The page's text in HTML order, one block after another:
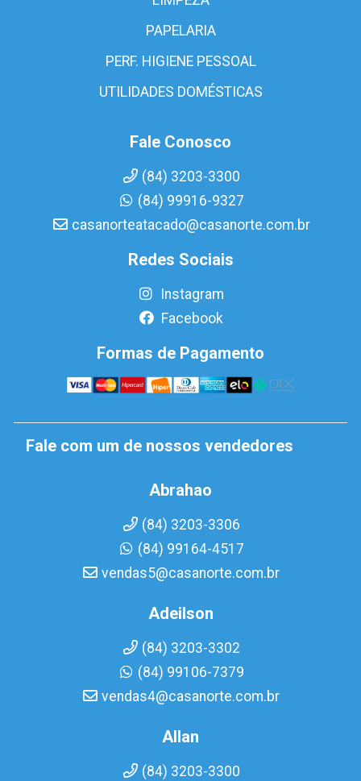
PAPELARIA
PERF. HIGIENE PESSOAL
UTILIDADES DOMÉSTICAS
Fale Conosco
(84) 3203-3300
(84) 99916-9327
casanorteatacado@casanorte.com.br
Redes Sociais
Instagram
Facebook
Formas de Pagamento
Fale com um de nossos vendedores
Abrahao
(84) 3203-3306
(84) 99164-4517
vendas5@casanorte.com.br
Adeilson
(84) 3203-3302
(84) 99106-7379
vendas4@casanorte.com.br
Allan
(84) 3203-3300